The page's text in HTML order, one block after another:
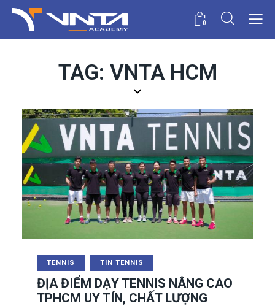
0
TAG: VNTA HCM
TENNIS TIN TENNIS
ĐỊA ĐIỂM DẠY TENNIS NÂNG CAO
TPHCM UY TÍN, CHẤT LƯỢNG